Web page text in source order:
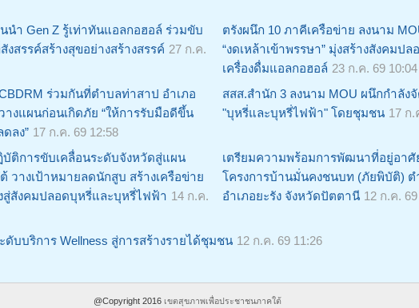
นำ Gen Z รู้เท่าทันแอลกอฮอล์ ร่วมขับ
งสรรค์สร้างสุขอย่างสร้างสรรค์ 27 ก.ค.
ตรังผนึก 10 ภาคีเครือข่าย ลงนาม
“งดเหล้าเข้าพรรษา” มุ่งสร้างสังคมป
เครื่องดื่มแอลกอฮอล์ 23 ก.ค. 69 10:04
ร่วมกันที่ตำบลท่าสาป อำเภอ
างแผนก่อนเกิดภัย “ให้การรับมือดีขึ้น
ลง” 17 ก.ค. 69 12:58
สสส.สำนัก 3 ลงนาม MOU ผนึกกำลัง
"บุหรี่และบุหรี่ไฟฟ้า" โดยชุมชน 17 ก.
ติการขับเคลื่อนระดับจังหวัดสู่แผน
วางเป้าหมายลดนักสูบ สร้างเครือข่าย
สู่สังคมปลอดบุหรี่และบุหรี่ไฟฟ้า 14 ก.ค.
เตรียมความพร้อมการพัฒนาที่อยู่อาศั
โครงการบ้านมั่นคงชนบท (ภัยพิบัติ) ต
อำเภอยะรัง จังหวัดปัตตานี 12 ก.ค.
บริการ Wellness สู่การสร้างรายได้ชุมชน 12 ก.ค. 69 11:26
@Copyright 2016 เขตสุขภาพเพื่อประชาชนภาคใต้